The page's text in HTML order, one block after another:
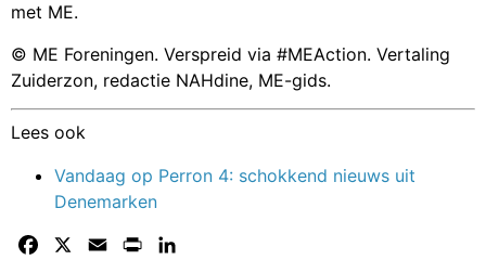
met ME.
© ME Foreningen. Verspreid via #MEAction. Vertaling
Zuiderzon, redactie NAHdine, ME-gids.
Lees ook
Vandaag op Perron 4: schokkend nieuws uit
Denemarken
Facebook Email Print